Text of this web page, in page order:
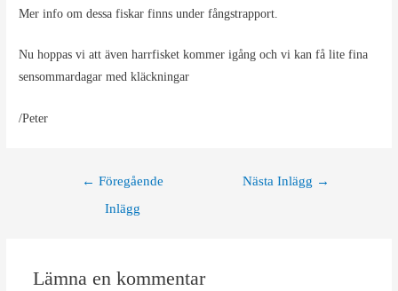
Mer info om dessa fiskar finns under fångstrapport.
Nu hoppas vi att även harrfisket kommer igång och vi kan få lite fina
sensommardagar med kläckningar
/Peter
Inläggsnavigering
← Föregående
Inlägg
Nästa Inlägg →
Lämna en kommentar